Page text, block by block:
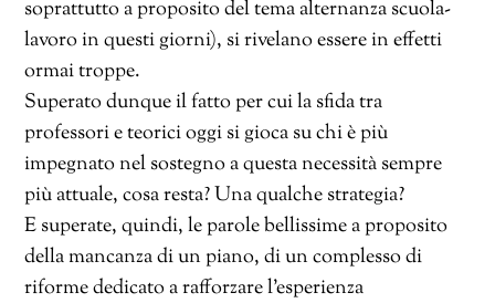
soprattutto a proposito del tema alternanza scuola-
lavoro in questi giorni), si rivelano essere in effetti
ormai troppe.
Superato dunque il fatto per cui la sfida tra
professori e teorici oggi si gioca su chi è più
impegnato nel sostegno a questa necessità sempre
più attuale, cosa resta? Una qualche strategia?
E superate, quindi, le parole bellissime a proposito
della mancanza di un piano, di un complesso di
riforme dedicato a rafforzare l’esperienza